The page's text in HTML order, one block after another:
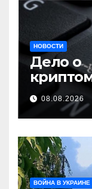
НОВОСТИ
Дело о
08.08.2026
ВОЙНА В УКРАИНЕ